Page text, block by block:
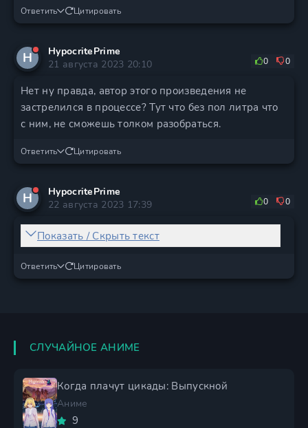
Ответить Цитировать
H
HypocritePrime
21 августа 2023 20:10
0 0
Нет ну правда, автор этого произведения не
застрелился в процессе? Тут что без пол литра что
с ним, не сможешь толком разобраться.
Ответить Цитировать
H
HypocritePrime
22 августа 2023 17:39
0 0
Показать / Скрыть текст
Ответить Цитировать
СЛУЧАЙНОЕ АНИМЕ
Когда плачут цикады: Выпускной
Аниме
9